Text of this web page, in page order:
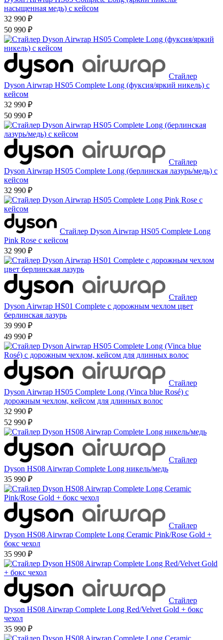
насыщенная медь) с кейсом
32 990 ₽
50 990 ₽
Стайлер
Dyson Airwrap HS05 Complete Long (фуксия/яркий никель) с
кейсом
32 990 ₽
50 990 ₽
Стайлер
Dyson Airwrap HS05 Complete Long (берлинская лазурь/медь) с
кейсом
32 990 ₽
Стайлер Dyson Airwrap HS05 Complete Long
Pink Rose с кейсом
32 990 ₽
Стайлер
Dyson Airwrap HS01 Complete с дорожным чехлом цвет
берлинская лазурь
39 990 ₽
49 990 ₽
Стайлер
Dyson Airwrap HS05 Complete Long (Vinca blue Rosé) с
дорожным чехлом, кейсом для длинных волос
32 990 ₽
52 990 ₽
Стайлер
Dyson HS08 Airwrap Complete Long никель/медь
35 990 ₽
Стайлер
Dyson HS08 Airwrap Complete Long Ceramic Pink/Rose Gold +
бокс чехол
35 990 ₽
Стайлер
Dyson HS08 Airwrap Complete Long Red/Velvet Gold + бокс
чехол
35 990 ₽